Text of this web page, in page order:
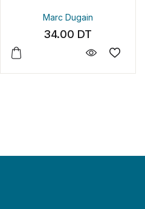
Marc Dugain
34.00 DT